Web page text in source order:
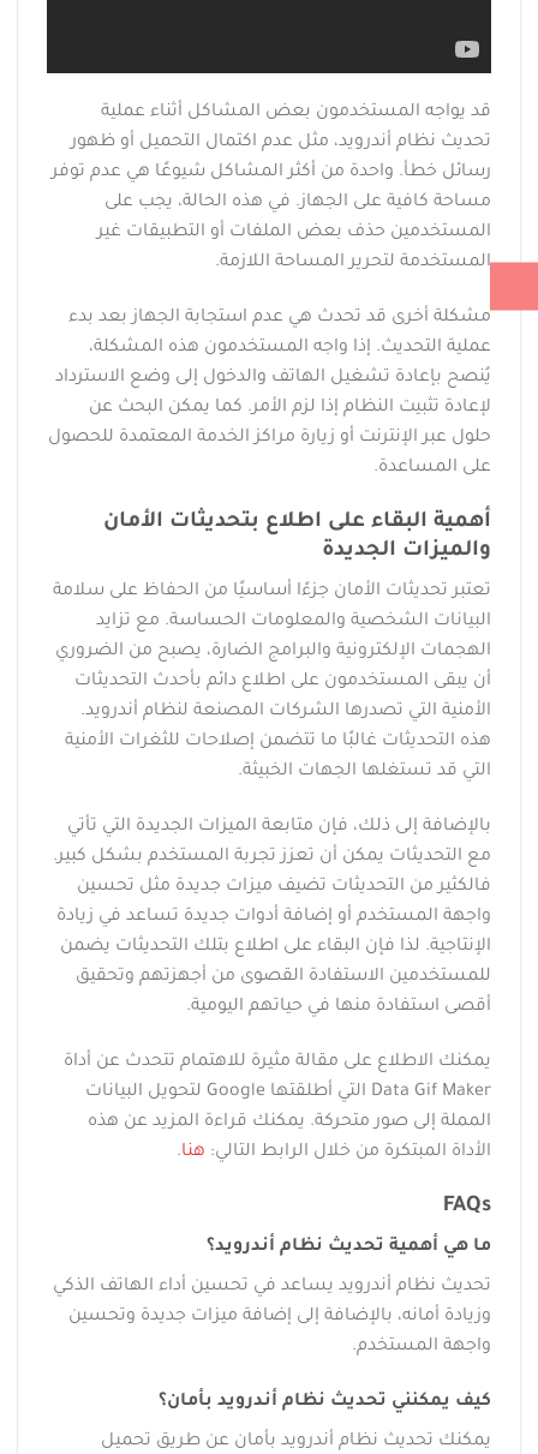
قد يواجه المستخدمون بعض المشاكل أثناء عملية
تحديث نظام أندرويد، مثل عدم اكتمال التحميل أو ظهور
رسائل خطأ. واحدة من أكثر المشاكل شيوعًا هي عدم توفر
مساحة كافية على الجهاز. في هذه الحالة، يجب على
المستخدمين حذف بعض الملفات أو التطبيقات غير
المستخدمة لتحرير المساحة اللازمة.
مشكلة أخرى قد تحدث هي عدم استجابة الجهاز بعد بدء
عملية التحديث. إذا واجه المستخدمون هذه المشكلة،
يُنصح بإعادة تشغيل الهاتف والدخول إلى وضع الاسترداد
لإعادة تثبيت النظام إذا لزم الأمر. كما يمكن البحث عن
حلول عبر الإنترنت أو زيارة مراكز الخدمة المعتمدة للحصول
على المساعدة.
أهمية البقاء على اطلاع بتحديثات الأمان
والميزات الجديدة
تعتبر تحديثات الأمان جزءًا أساسيًا من الحفاظ على سلامة
البيانات الشخصية والمعلومات الحساسة. مع تزايد
الهجمات الإلكترونية والبرامج الضارة، يصبح من الضروري
أن يبقى المستخدمون على اطلاع دائم بأحدث التحديثات
الأمنية التي تصدرها الشركات المصنعة لنظام أندرويد.
هذه التحديثات غالبًا ما تتضمن إصلاحات للثغرات الأمنية
التي قد تستغلها الجهات الخبيثة.
بالإضافة إلى ذلك، فإن متابعة الميزات الجديدة التي تأتي
مع التحديثات يمكن أن تعزز تجربة المستخدم بشكل كبير.
فالكثير من التحديثات تضيف ميزات جديدة مثل تحسين
واجهة المستخدم أو إضافة أدوات جديدة تساعد في زيادة
الإنتاجية. لذا فإن البقاء على اطلاع بتلك التحديثات يضمن
للمستخدمين الاستفادة القصوى من أجهزتهم وتحقيق
أقصى استفادة منها في حياتهم اليومية.
يمكنك الاطلاع على مقالة مثيرة للاهتمام تتحدث عن أداة
Data Gif Maker التي أطلقتها Google لتحويل البيانات
المملة إلى صور متحركة. يمكنك قراءة المزيد عن هذه
الأداة المبتكرة من خلال الرابط التالي: هنا.
FAQs
ما هي أهمية تحديث نظام أندرويد؟
تحديث نظام أندرويد يساعد في تحسين أداء الهاتف الذكي
وزيادة أمانه، بالإضافة إلى إضافة ميزات جديدة وتحسين
واجهة المستخدم.
كيف يمكنني تحديث نظام أندرويد بأمان؟
يمكنك تحديث نظام أندرويد بأمان عن طريق تحميل